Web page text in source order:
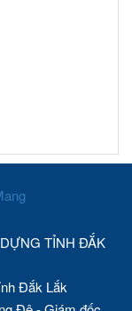
TỈNH ĐẮK
Đắk Lắk